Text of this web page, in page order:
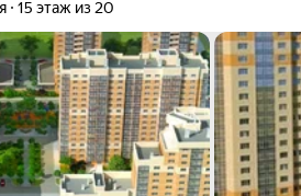
15 этаж из 20